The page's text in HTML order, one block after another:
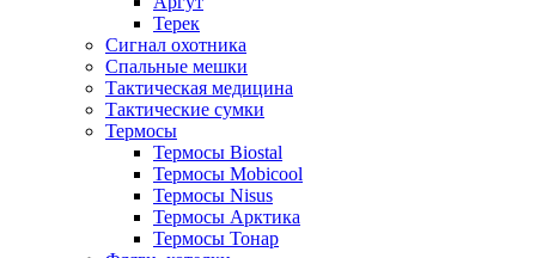
Терек
Сигнал охотника
Спальные мешки
Тактическая медицина
Тактические сумки
Термосы
Термосы Biostal
Термосы Mobicool
Термосы Nisus
Термосы Арктика
Термосы Тонар